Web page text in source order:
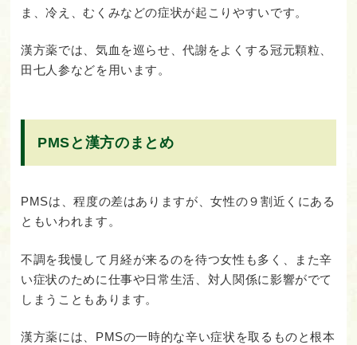
ま、冷え、むくみなどの症状が起こりやすいです。
漢方薬では、気血を巡らせ、代謝をよくする冠元顆粒、
田七人参などを用います。
PMSと漢方のまとめ
PMSは、程度の差はありますが、女性の９割近くにある
ともいわれます。
不調を我慢して月経が来るのを待つ女性も多く、また辛
い症状のために仕事や日常生活、対人関係に影響がでて
しまうこともあります。
漢方薬には、PMSの一時的な辛い症状を取るものと根本